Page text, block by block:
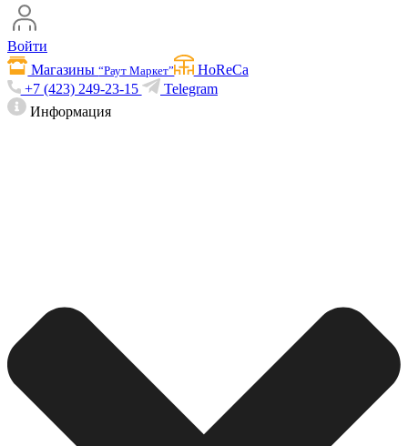
Войти
Магазины“Раут Маркет”
HoReCa
+7 (423) 249-23-15
Telegram
Информация